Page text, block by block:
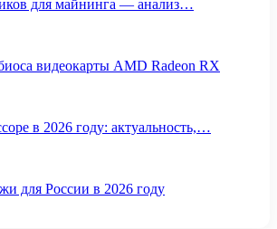
для майнинга — анализ…
видеокарты AMD Radeon RX
в 2026 году: актуальность,…
для России в 2026 году